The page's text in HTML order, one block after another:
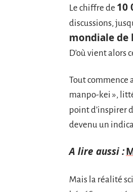
Le chiffre de 10
discussions,
mondiale de
D’où vient alors
Tout commence
manpo-kei »,
point d’inspirer
devenu un
A lire aussi :
Mais la réalité